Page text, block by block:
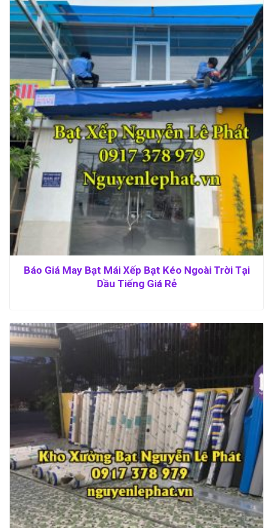
Báo Giá May Bạt Mái Xếp Bạt Kéo Ngoài Trời Tại
Dầu Tiếng Giá Rẻ